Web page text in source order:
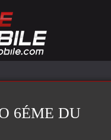
6ÉME DU